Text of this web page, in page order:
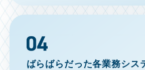
ばらばらだった各業務シス